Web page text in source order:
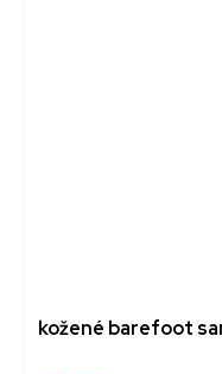
kožené barefoot